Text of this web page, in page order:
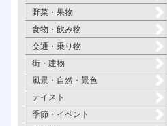
野菜・果物
食物・飲み物
交通・乗り物
街・建物
風景・自然・景色
テイスト
季節・イベント